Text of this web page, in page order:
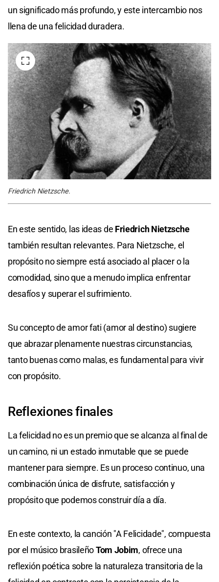
un significado más profundo, y este intercambio nos
llena de una felicidad duradera.
Friedrich Nietzsche.
En este sentido, las ideas de Friedrich Nietzsche
también resultan relevantes. Para Nietzsche, el
propósito no siempre está asociado al placer o la
comodidad, sino que a menudo implica enfrentar
desafíos y superar el sufrimiento.
Su concepto de amor fati (amor al destino) sugiere
que abrazar plenamente nuestras circunstancias,
tanto buenas como malas, es fundamental para vivir
con propósito.
Reflexiones finales
La felicidad no es un premio que se alcanza al final de
un camino, ni un estado inmutable que se puede
mantener para siempre. Es un proceso continuo, una
combinación única de disfrute, satisfacción y
propósito que podemos construir día a día.
En este contexto, la canción "A Felicidade", compuesta
por el músico brasileñoTom Jobim, ofrece una
reflexión poética sobre la naturaleza transitoria de la